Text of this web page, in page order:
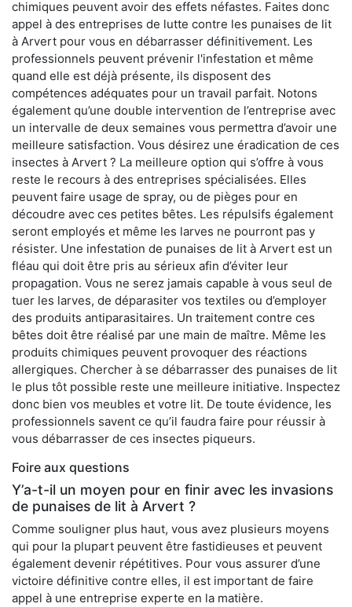
chimiques peuvent avoir des effets néfastes. Faites donc
appel à des entreprises de lutte contre les punaises de lit
à Arvert pour vous en débarrasser définitivement. Les
professionnels peuvent prévenir l'infestation et même
quand elle est déjà présente, ils disposent des
compétences adéquates pour un travail parfait. Notons
également qu’une double intervention de l’entreprise avec
un intervalle de deux semaines vous permettra d’avoir une
meilleure satisfaction. Vous désirez une éradication de ces
insectes à Arvert ? La meilleure option qui s’offre à vous
reste le recours à des entreprises spécialisées. Elles
peuvent faire usage de spray, ou de pièges pour en
découdre avec ces petites bêtes. Les répulsifs également
seront employés et même les larves ne pourront pas y
résister. Une infestation de punaises de lit à Arvert est un
fléau qui doit être pris au sérieux afin d’éviter leur
propagation. Vous ne serez jamais capable à vous seul de
tuer les larves, de déparasiter vos textiles ou d’employer
des produits antiparasitaires. Un traitement contre ces
bêtes doit être réalisé par une main de maître. Même les
produits chimiques peuvent provoquer des réactions
allergiques. Chercher à se débarrasser des punaises de lit
le plus tôt possible reste une meilleure initiative. Inspectez
donc bien vos meubles et votre lit. De toute évidence, les
professionnels savent ce qu’il faudra faire pour réussir à
vous débarrasser de ces insectes piqueurs.
Foire aux questions
Y’a-t-il un moyen pour en finir avec les invasions
de punaises de lit à Arvert ?
Comme souligner plus haut, vous avez plusieurs moyens
qui pour la plupart peuvent être fastidieuses et peuvent
également devenir répétitives. Pour vous assurer d’une
victoire définitive contre elles, il est important de faire
appel à une entreprise experte en la matière.